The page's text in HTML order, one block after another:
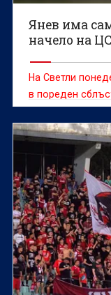
Янев има
начело на
На Светли
в пореден